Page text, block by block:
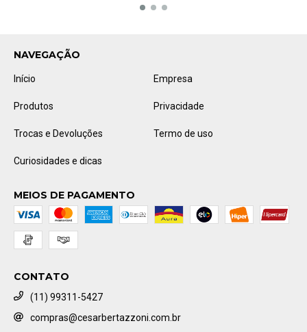
NAVEGAÇÃO
Início Empresa
Produtos Privacidade
Trocas e Devoluções Termo de uso
Curiosidades e dicas
MEIOS DE PAGAMENTO
CONTATO
(11) 99311-5427
compras@cesarbertazzoni.com.br